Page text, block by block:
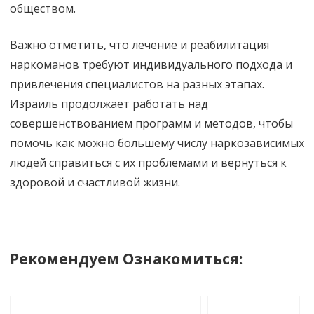
обществом.
Важно отметить, что лечение и реабилитация
наркоманов требуют индивидуального подхода и
привлечения специалистов на разных этапах.
Израиль продолжает работать над
совершенствованием программ и методов, чтобы
помочь как можно большему числу наркозависимых
людей справиться с их проблемами и вернуться к
здоровой и счастливой жизни.
Рекомендуем Ознакомиться: